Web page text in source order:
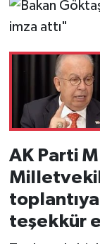
AK Parti
teşekkür